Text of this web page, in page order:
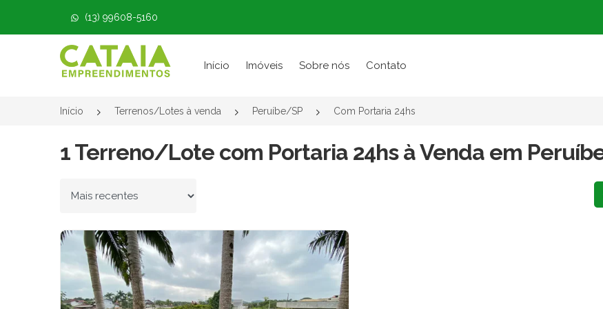
(13) 99608-5160
Página inicial
Início Imóveis Sobre nós Contato
Início Terrenos/Lotes à venda Peruíbe/SP Com Portaria 24hs
1 Terreno/Lote com Portaria 24hs à Venda em
Ordenar por